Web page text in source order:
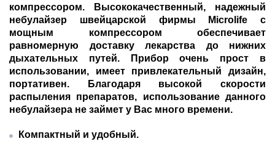
компрессором. Высококачественный, надежный
небулайзер швейцарской фирмы Microlife с
мощным компрессором обеспечивает
равномерную доставку лекарства до нижних
дыхательных путей. Прибор очень прост в
использовании, имеет привлекательный дизайн,
портативен. Благодаря высокой скорости
распыления препаратов, использование данного
небулайзера не займет у Вас много времени.
Компактный и удобный.